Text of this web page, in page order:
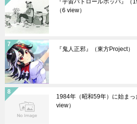
『宇宙パトロールホッパ』（
（6 view）
『鬼人正邪』（東方Project）
1984年（昭和59年）に始まっ
view）